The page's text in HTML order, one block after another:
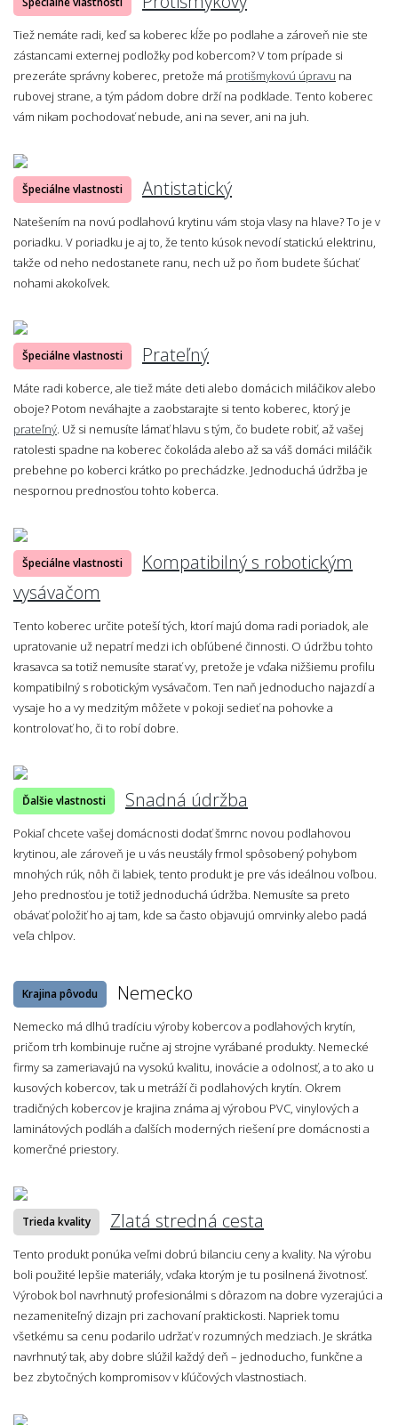
Tiež nemáte radi, keď sa koberec kĺže po podlahe a zároveň nie ste
zástancami externej podložky pod kobercom? V tom prípade si
prezeráte správny koberec, pretože má protišmykovú úpravu na
rubovej strane, a tým pádom dobre drží na podklade. Tento koberec
vám nikam pochodovať nebude, ani na sever, ani na juh.
Špeciálne vlastnosti Antistatický
Natešením na novú podlahovú krytinu vám stoja vlasy na hlave? To je v
poriadku. V poriadku je aj to, že tento kúsok nevodí statickú elektrinu,
takže od neho nedostanete ranu, nech už po ňom budete šúchať
nohami akokoľvek.
Špeciálne vlastnosti Prateľný
Máte radi koberce, ale tiež máte deti alebo domácich miláčikov alebo
oboje? Potom neváhajte a zaobstarajte si tento koberec, ktorý je
prateľný . Už si nemusíte lámať hlavu s tým, čo budete robiť, až vašej
ratolesti spadne na koberec čokoláda alebo až sa váš domáci miláčik
prebehne po koberci krátko po prechádzke. Jednoduchá údržba je
nespornou prednosťou tohto koberca.
Špeciálne vlastnosti
Kompatibilný s robotickým
vysávačom
Tento koberec určite poteší tých, ktorí majú doma radi poriadok, ale
upratovanie už nepatrí medzi ich obľúbené činnosti. O údržbu tohto
krasavca sa totiž nemusíte starať vy, pretože je vďaka nižšiemu profilu
kompatibilný s robotickým vysávačom. Ten naň jednoducho najazdí a
vysaje ho a vy medzitým môžete v pokoji sedieť na pohovke a
kontrolovať ho, či to robí dobre.
Ďalšie vlastnosti Snadná údržba
Pokiaľ chcete vašej domácnosti dodať šmrnc novou podlahovou
krytinou, ale zároveň je u vás neustály frmol spôsobený pohybom
mnohých rúk, nôh či labiek, tento produkt je pre vás ideálnou voľbou.
Jeho prednosťou je totiž jednoduchá údržba. Nemusíte sa preto
obávať položiť ho aj tam, kde sa často objavujú omrvinky alebo padá
veľa chlpov.
Krajina pôvodu Nemecko
Nemecko má dlhú tradíciu výroby kobercov a podlahových krytín,
pričom trh kombinuje ručne aj strojne vyrábané produkty. Nemecké
firmy sa zameriavajú na vysokú kvalitu, inovácie a odolnosť, a to ako u
kusových kobercov, tak u metráží či podlahových krytín. Okrem
tradičných kobercov je krajina známa aj výrobou PVC, vinylových a
laminátových podláh a ďalších moderných riešení pre domácnosti a
komerčné priestory.
Trieda kvality Zlatá stredná cesta
Tento produkt ponúka veľmi dobrú bilanciu ceny a kvality. Na výrobu
boli použité lepšie materiály, vďaka ktorým je tu posilnená životnosť.
Výrobok bol navrhnutý profesionálmi s dôrazom na dobre vyzerajúci a
nezameniteľný dizajn pri zachovaní praktickosti. Napriek tomu
všetkému sa cenu podarilo udržať v rozumných medziach. Je skrátka
navrhnutý tak, aby dobre slúžil každý deň – jednoducho, funkčne a
bez zbytočných kompromisov v kľúčových vlastnostiach.